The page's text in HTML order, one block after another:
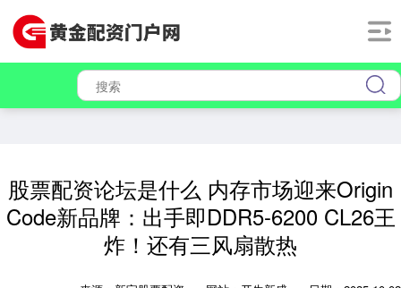
股票配资论坛是什么 内存市场迎来Origin
Code新品牌：出手即DDR5-6200 CL26王
炸！还有三风扇散热